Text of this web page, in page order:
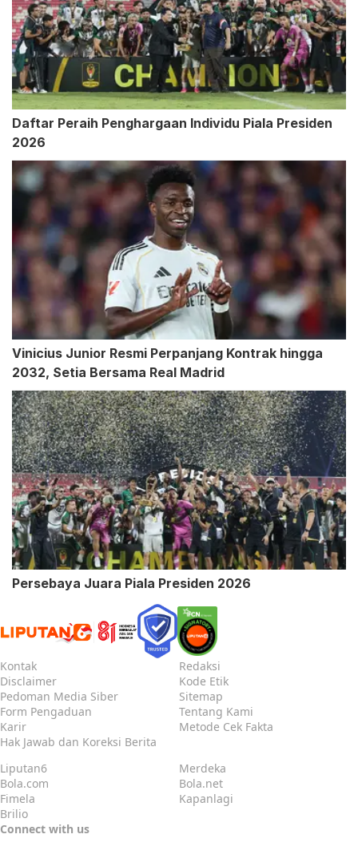
Daftar Peraih Penghargaan Individu Piala Presiden
2026
Vinicius Junior Resmi Perpanjang Kontrak hingga
2032, Setia Bersama Real Madrid
Persebaya Juara Piala Presiden 2026
Kontak
Redaksi
Disclaimer
Kode Etik
Pedoman Media Siber
Sitemap
Form Pengaduan
Tentang Kami
Karir
Metode Cek Fakta
Hak Jawab dan Koreksi Berita
Liputan6
Merdeka
Bola.com
Bola.net
Fimela
Kapanlagi
Brilio
Connect with us